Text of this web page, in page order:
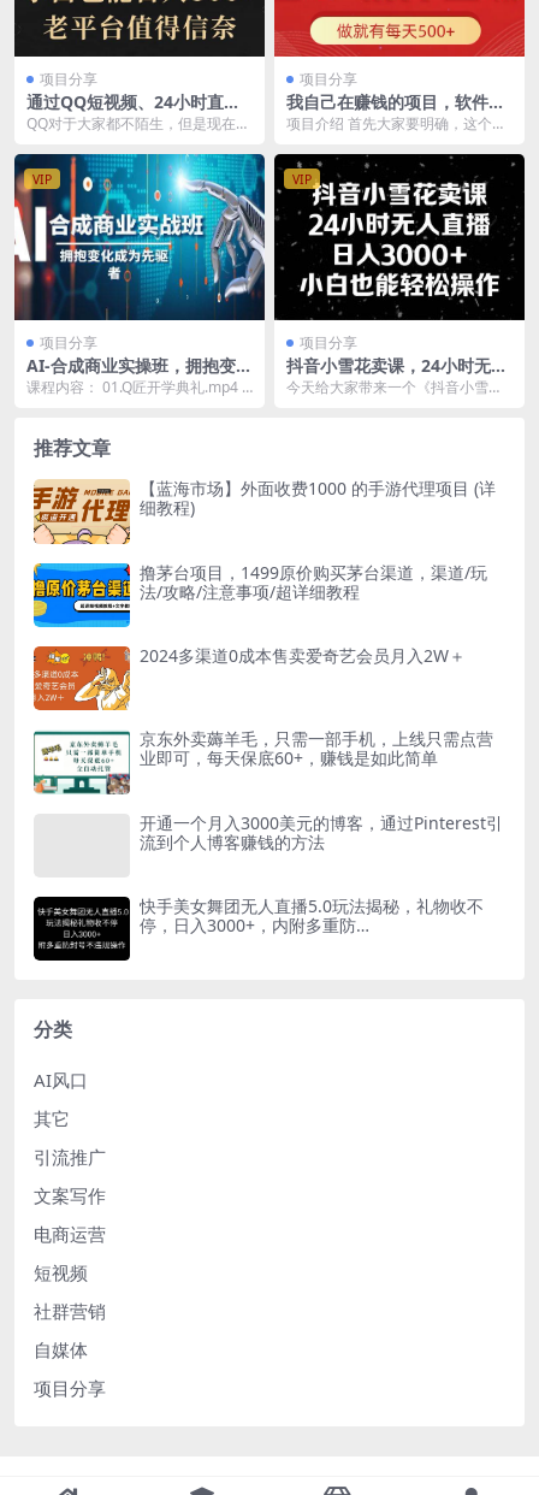
项目分享
通过QQ短视频、24小时直播
短剧，小白也能日入300+，老
QQ对于大家都不陌生，但是现在可
动画片， 这就...
项目分享
我自己在赚钱的项目，软件自
聊不存在幸存者原则，做就有
项目介绍 首先大家要明确，这个项
是存在幸存者原则，...
VIP
项目分享
AI-合成商业实操班，拥抱变化
成为先驱者（19节课）
课程内容： 01.Q匠开学典礼.mp4 0
VIP
项目分享
抖音小雪花卖课，24小时无人
直播，日入3000+，小白也能
今天给大家带来一个《抖音小雪花
推荐文章
【蓝海市场】外面收费1000 的手游代理项目 (详
细教程)
撸茅台项目，1499原价购买茅台渠道，渠道/玩
法/攻略/注意事项/超详细教程
2024多渠道0成本售卖爱奇艺会员月入2W＋
京东外卖薅羊毛，只需一部手机，上线只需点营
业即可，每天保底60+，赚钱是如此简单
开通一个月入3000美元的博客，通过Pinterest引
流到个人博客赚钱的方法
快手美女舞团无人直播5.0玩法揭秘，礼物收不
停，日入3000+，内附多重防…
分类
AI风口
其它
引流推广
文案写作
电商运营
短视频
社群营销
自媒体
项目分享